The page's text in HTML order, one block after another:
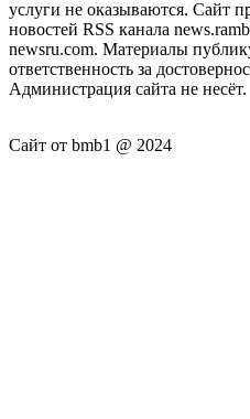
услуги не оказываются. Сайт
новостей RSS канала
newsru.com. Материалы
ответственность за
Администрация сайта не несёт.
Сайт от bmb1 @ 2024